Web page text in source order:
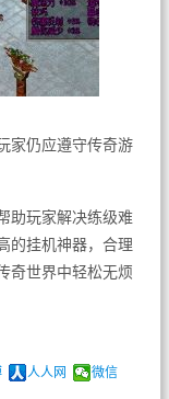
家仍应遵守传奇游
助玩家解决练级难
的挂机神器，合理
奇世界中轻松无烦
人人网 微信